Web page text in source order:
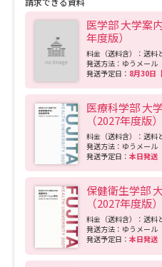
なエビデンスに基づいた健診システム
療、不妊治療、先進リハビリテーション
も、愛知県2機目のドクターヘリの運航
るなど、大規模災害時の救命医療体制の
人を未来にいざなう医療のために 医工
月始動※＞ ●学科・研究科 医療の枠を超
科を設けます。未来の医療基盤技術の有
となって、人々の社会参画を支える医
す。 ●研究・人材育成プログラム 「その
技術」を支える学問について産業界と共
Based Learning）や企業持ち込み型実務
に未来医療を共創する人材を育成します
開できる人材を育成するため、MOUを
ける海外インターンシップ制度、産学連
実装教育を充実させます。ものづくり産
工学の実践研究の場である藤田医科大学
える「世界最先端の工学技術を医療分野
計画は現在認可申請中。内容は変更となる
医学部 大学案
年度版）
料金（送料含）：送料
発送方法：ゆうメール
発送予定日： 8月30日
医療科学部 大
（2027年度版）
料金（送料含）：送料
発送方法：ゆうメール
発送予定日： 本日発送
保健衛生学部
（2027年度版）
料金（送料含）：送料
発送方法：ゆうメール
発送予定日： 本日発送